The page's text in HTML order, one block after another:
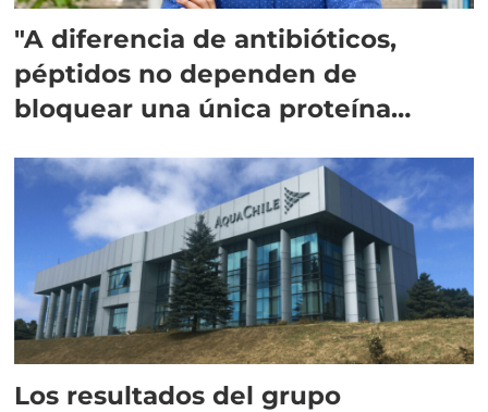
"A diferencia de antibióticos,
péptidos no dependen de
bloquear una única proteína
Los resultados del grupo